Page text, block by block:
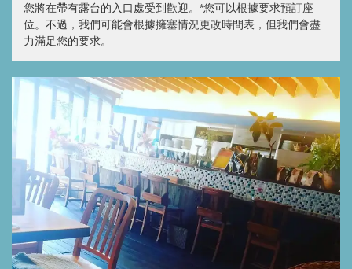
您將在帶有露台的入口處受到歡迎。*您可以根據要求預訂座
位。不過，我們可能會根據擁塞情況更改時間表，但我們會盡
力滿足您的要求。